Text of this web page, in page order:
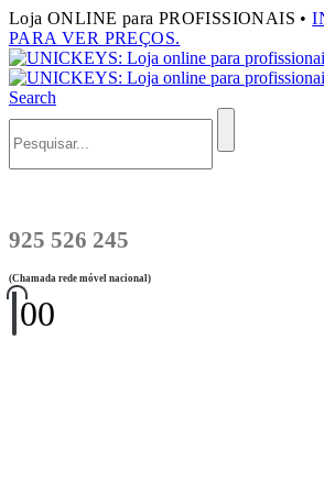
Loja ONLINE para PROFISSIONAIS •
PARA VER PREÇOS.
Search
925 526 245
(Chamada rede móvel nacional)
00